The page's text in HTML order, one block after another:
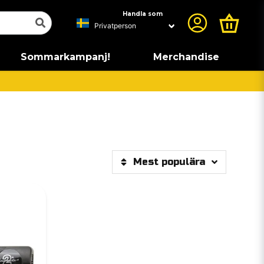
Handla som
Sommarkampanj! Merchandise
Mest populära